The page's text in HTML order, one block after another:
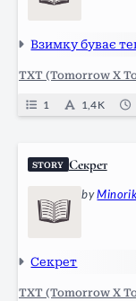
Взимку буває
TXT (Tomorrow X
1 1,4 K
STORY Секрет
by
Секрет
TXT (Tomorrow X